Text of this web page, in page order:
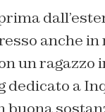
anche
un ragazzo
dedicato a